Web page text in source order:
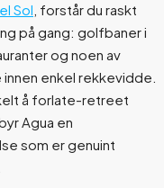
Sol , forstår du raskt
på gang: golfbaner i
og noen av
enkel rekkevidde.
å forlate-retreet
Agua en
som er genuint